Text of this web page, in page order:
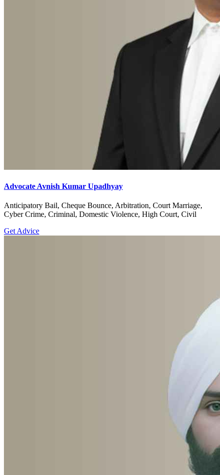
Advocate Avnish Kumar Upadhyay
Anticipatory Bail, Cheque Bounce, Arbitration, Court Marriage,
Cyber Crime, Criminal, Domestic Violence, High Court, Civil
Get Advice